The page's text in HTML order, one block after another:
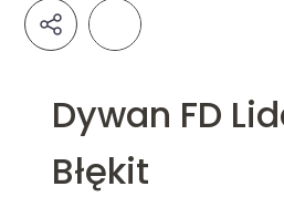
Dywan FD
Błękit